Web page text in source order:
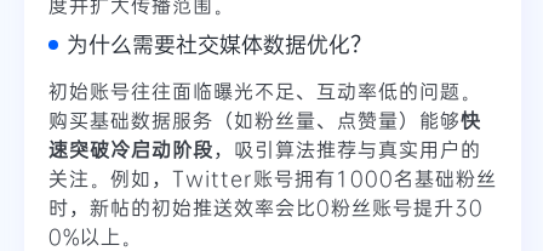
为什么需要社交媒体数据优化？
初始账号往往面临曝光不足、互动率低的问题。
购买基础数据服务（如粉丝量、点赞量）能够快
速突破冷启动阶段，吸引算法推荐与真实用户的
关注。例如，Twitter账号拥有1000名基础粉丝
时，新帖的初始推送效率会比0粉丝账号提升30
0%以上。